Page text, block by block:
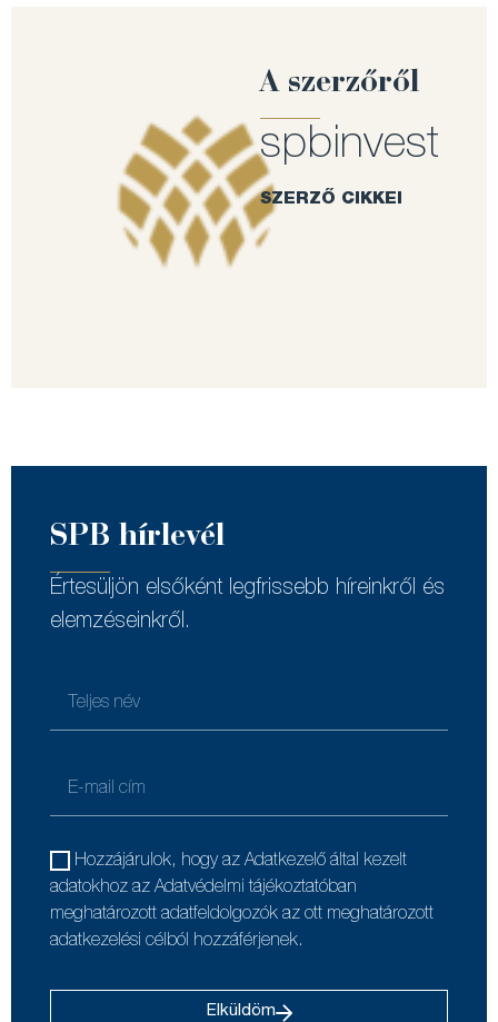
A szerzőről
spbinvest
SZERZŐ CIKKEI
SPB hírlevél
Értesüljön elsőként legfrissebb híreinkről és
elemzéseinkről.
Hozzájárulok, hogy az Adatkezelő által kezelt
adatokhoz az Adatvédelmi tájékoztatóban
meghatározott adatfeldolgozók az ott meghatározott
adatkezelési célból hozzáférjenek.
Elküldöm